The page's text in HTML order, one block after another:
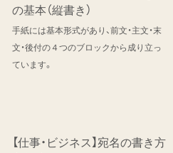
の基本（縦書き）
手紙には基本形式があり、前文・主文・末
文・後付の４つのブロックから成り立っ
ています。
【仕事・ビジネス】宛名の書き方